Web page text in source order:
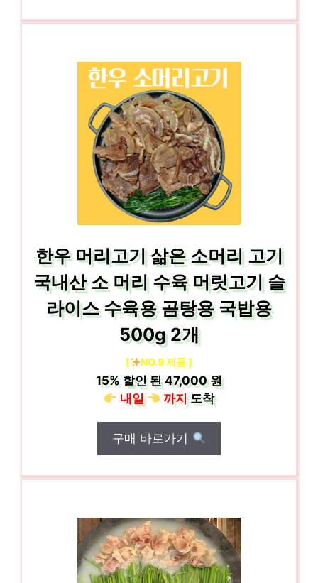
한우 머리고기 삶은 소머리 고기
국내산 소 머리 수육 머릿고기 슬
라이스 수육용 곰탕용 국밥용
500g 2개
[ NO.9 제품 ]
15%할인 된47,000 원
내일
까지도착
구매 바로가기